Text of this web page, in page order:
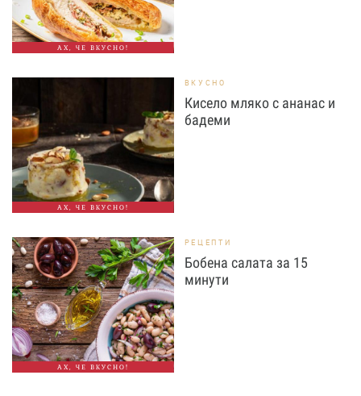
АХ, ЧЕ ВКУСНО!
АХ, ЧЕ ВКУСНО!
ВКУСНО
Кисело мляко с ананас и
бадеми
АХ, ЧЕ ВКУСНО!
РЕЦЕПТИ
Бобена салата за 15
минути